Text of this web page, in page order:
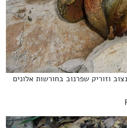
וזוריק שפרנוב בחורשות אלונים